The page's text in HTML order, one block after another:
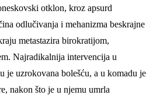
otklon, kroz apsurd
odlučivanja i mehanizma beskrajne
metastazira birokratijom,
Najradikalnija intervencija u
je uzrokovana bolešću, a u komadu je
nakon što je u njemu umrla